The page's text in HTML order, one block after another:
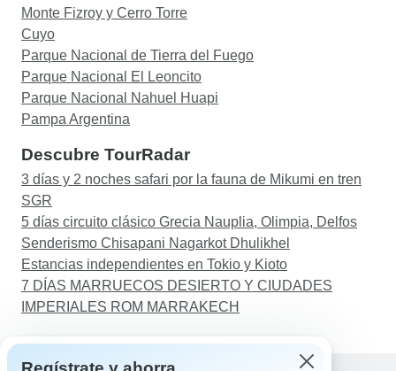
Monte Fizroy y Cerro Torre
Cuyo
Parque Nacional de Tierra del Fuego
Parque Nacional El Leoncito
Parque Nacional Nahuel Huapi
Pampa Argentina
Descubre TourRadar
3 días y 2 noches safari por la fauna de Mikumi en tren
SGR
5 días circuito clásico Grecia Nauplia, Olimpia, Delfos
Senderismo Chisapani Nagarkot Dhulikhel
Estancias independientes en Tokio y Kioto
7 DÍAS MARRUECOS DESIERTO Y CIUDADES
IMPERIALES ROM MARRAKECH